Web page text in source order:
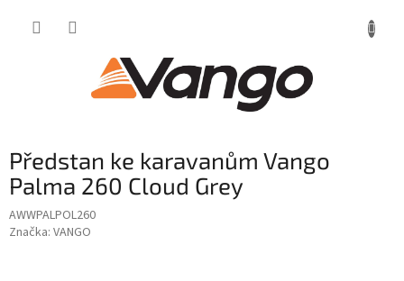
Předstan ke karavanům Vango
Palma 260 Cloud Grey
AWWPALPOL260
Značka: VANGO